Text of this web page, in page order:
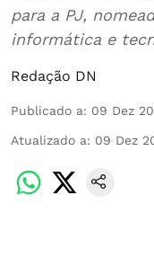
para a PJ,
informática e
Redação DN
Publicado a: 09 Dez
Atualizado a: 09 Dez